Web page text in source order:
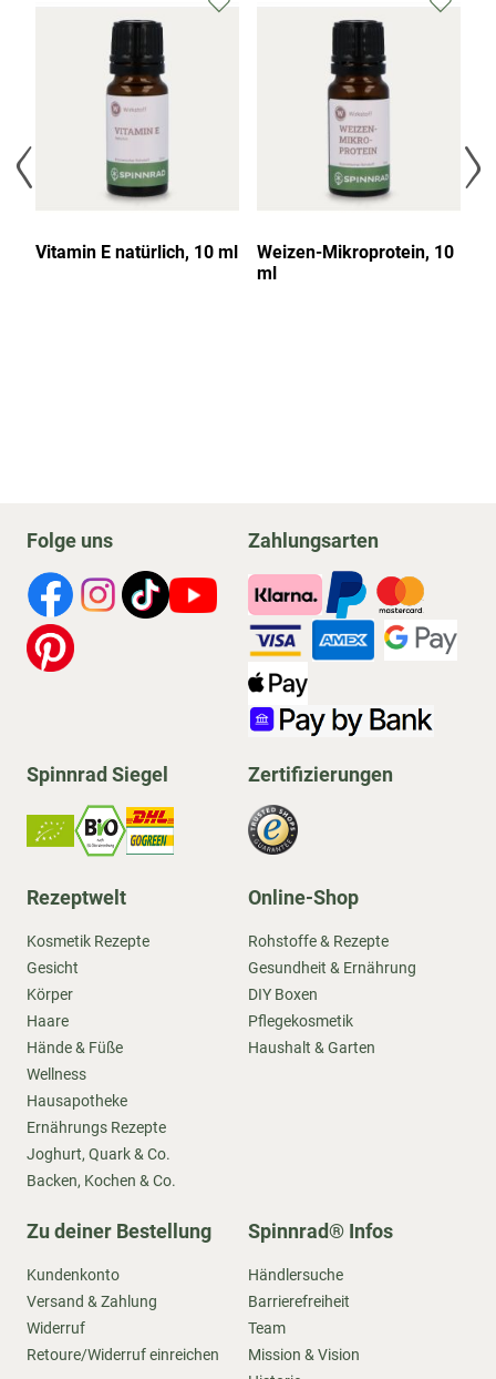
Vitamin E natürlich, 10 ml
Weizen-Mikroprotein, 10
ml
Folge uns Zahlungsarten
Spinnrad Siegel Zertifizierungen
Rezeptwelt
Kosmetik Rezepte
Gesicht
Körper
Haare
Hände & Füße
Wellness
Hausapotheke
Ernährungs Rezepte
Joghurt, Quark & Co.
Backen, Kochen & Co.
Online-Shop
Rohstoffe & Rezepte
Gesundheit & Ernährung
DIY Boxen
Pflegekosmetik
Haushalt & Garten
Zu deiner Bestellung
Kundenkonto
Versand & Zahlung
Widerruf
Retoure/Widerruf einreichen
Spinnrad® Infos
Händlersuche
Barrierefreiheit
Team
Mission & Vision